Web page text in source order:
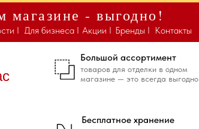
магазине - выгодно!
Контакты
Бренды I
Акции I
Для бизнеса I
I
Бесплатное хранение
товаров для отделки в одном
магазине — это всегда выгодно
Большой ассортимент